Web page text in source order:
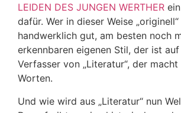
LEIDEN DES JUNGEN WERTHER
dafür. Wer in dieser Weise
handwerklich gut, am besten noch
erkennbaren eigenen Stil, der ist
Verfasser von „Literatur“, der macht
Worten.
Und wie wird aus „Literatur“ nun